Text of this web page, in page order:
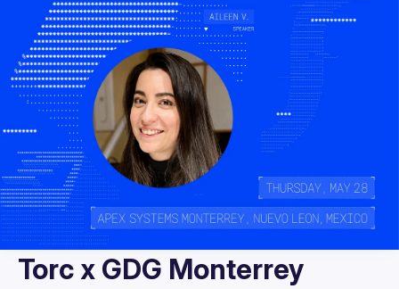
Torc x GDG Monterrey